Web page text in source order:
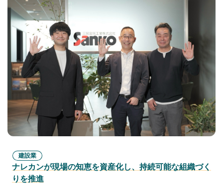
建設業
ナレカンが現場の知恵を資産化し、持続可能な組織づく
りを推進